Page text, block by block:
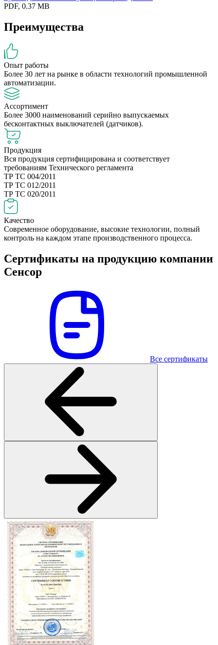
PDF, 0.37 MB
Преимущества
Опыт работы
Более 30 лет на рынке в области технологий промышленной
автоматизации.
Ассортимент
Более 3000 наименований серийно выпускаемых
бесконтактных выключателей (датчиков).
Продукция
Вся продукция сертифицирована и соответствует
требованиям Технического регламента
ТР ТС 004/2011
ТР ТС 012/2011
ТР ТС 020/2011
Качество
Современное оборудование, высокие технологии, полный
контроль на каждом этапе производственного процесса.
Сертификаты на продукцию компании
Сенсор
Все сертификаты